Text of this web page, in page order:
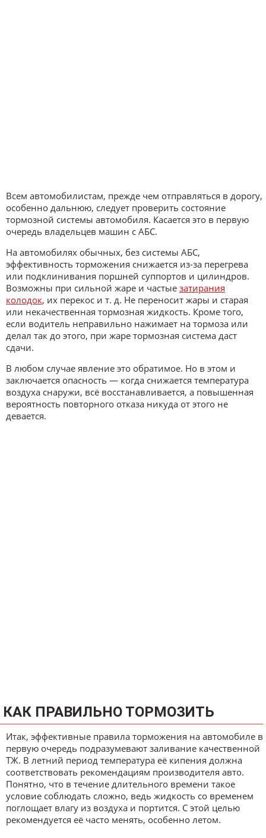
Всем автомобилистам, прежде чем отправляться в дорогу,
особенно дальнюю, следует проверить состояние
тормозной системы автомобиля. Касается это в первую
очередь владельцев машин с АБС.
На автомобилях обычных, без системы АБС,
эффективность торможения снижается из-за перегрева
или подклинивания поршней суппортов и цилиндров.
Возможны при сильной жаре и частые затирания
колодок, их перекос и т. д. Не переносит жары и старая
или некачественная тормозная жидкость. Кроме того,
если водитель неправильно нажимает на тормоза или
делал так до этого, при жаре тормозная система даст
сдачи.
В любом случае явление это обратимое. Но в этом и
заключается опасность — когда снижается температура
воздуха снаружи, всё восстанавливается, а повышенная
вероятность повторного отказа никуда от этого не
девается.
КАК ПРАВИЛЬНО ТОРМОЗИТЬ
Итак, эффективные правила торможения на автомобиле в
первую очередь подразумевают заливание качественной
ТЖ. В летний период температура её кипения должна
соответствовать рекомендациям производителя авто.
Понятно, что в течение длительного времени такое
условие соблюдать сложно, ведь жидкость со временем
поглощает влагу из воздуха и портится. С этой целью
рекомендуется её часто менять, особенно летом.